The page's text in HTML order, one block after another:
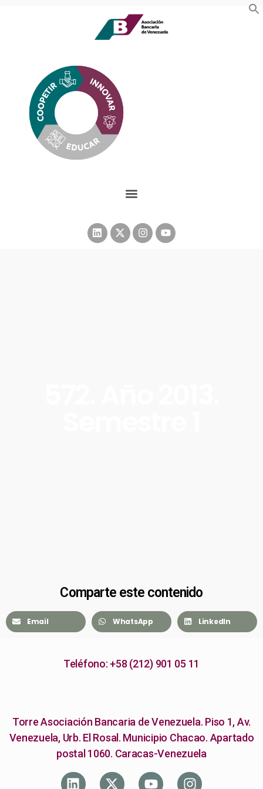
Comparte este contenido
Email WhatsApp LinkedIn
Teléfono: +58 (212) 901 05 11
Torre Asociación Bancaria de Venezuela. Piso 1, Av.
Venezuela, Urb. El Rosal. Municipio Chacao. Apartado
postal 1060. Caracas-Venezuela